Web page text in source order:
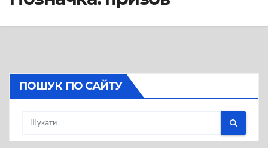
ПОШУК ПО САЙТУ